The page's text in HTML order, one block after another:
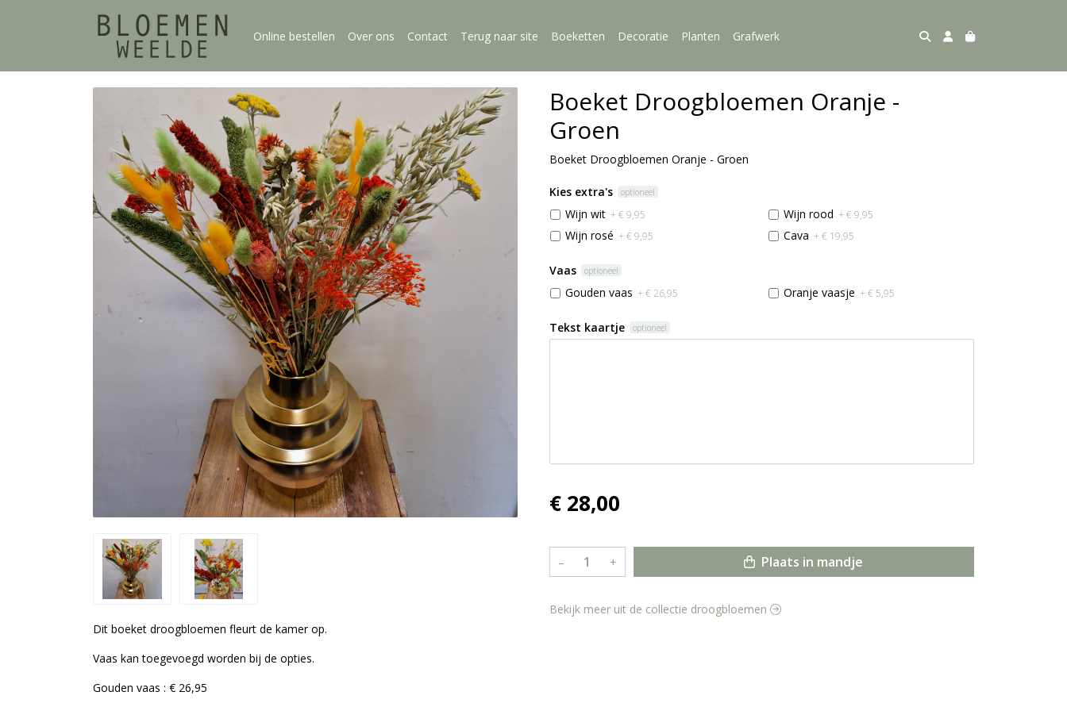
Online bestellen Over ons Contact Terug naar site Boeketten Decoratie Planten Grafwerk
Dit boeket droogbloemen fleurt de kamer op.
Vaas kan toegevoegd worden bij de opties.
Gouden vaas : € 26,95
Boeket Droogbloemen Oranje -
Groen
Boeket Droogbloemen Oranje - Groen
Kies extra's optioneel
Wijn wit + € 9,95
Wijn rosé + € 9,95
Wijn rood + € 9,95
Cava + € 19,95
Vaas optioneel
Gouden vaas + € 26,95 Oranje vaasje + € 5,95
Tekst kaartje optioneel
€ 28,00
– + Plaats in mandje
Bekijk meer uit de collectie droogbloemen